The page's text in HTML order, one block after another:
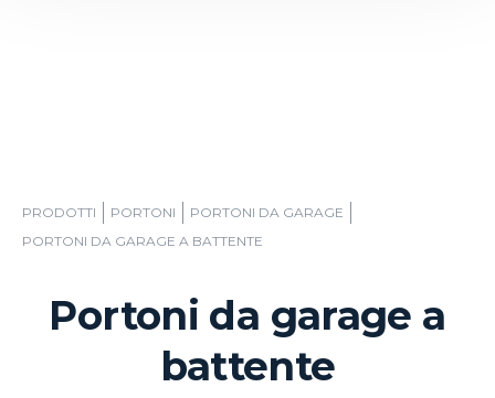
PRODOTTI PORTONI
PORTONI DA GARAGE
PORTONI DA GARAGE A BATTENTE
Portoni da garage a
battente